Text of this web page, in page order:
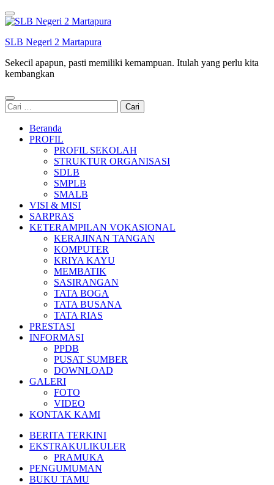
Lompat
ke
(Tekan
SLB Negeri 2 Martapura
Sekecil apapun, pasti memiliki kemampuan. Itulah yang perlu kita
kembangkan
Cari
untuk:
Beranda
PROFIL
PROFIL SEKOLAH
STRUKTUR ORGANISASI
SDLB
SMPLB
SMALB
VISI & MISI
SARPRAS
KETERAMPILAN VOKASIONAL
KERAJINAN TANGAN
KOMPUTER
KRIYA KAYU
MEMBATIK
SASIRANGAN
TATA BOGA
TATA BUSANA
TATA RIAS
PRESTASI
INFORMASI
PPDB
PUSAT SUMBER
DOWNLOAD
GALERI
FOTO
VIDEO
KONTAK KAMI
BERITA TERKINI
EKSTRAKULIKULER
PRAMUKA
PENGUMUMAN
BUKU TAMU